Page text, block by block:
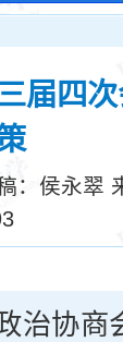
届四
：侯永翠
治协商